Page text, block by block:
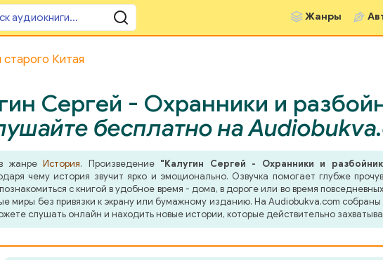
Жанры
Китая
Сергей - Охранники и
бесплатно на
в жанреИстория. Произведение "Калугин Сергей - Охранники и
чему история звучит ярко и эмоционально. Озвучка помогает глубже
с книгой в удобное время - дома, в дороге или во время
миры без привязки к экрану или бумажному изданию. На Audiobukva.com
слушать онлайн и находить новые истории, которые действительно